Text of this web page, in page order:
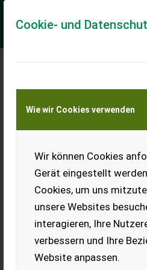
Cookie- und
Wie wir Cookies verwenden
Wir können Cookies
Gerät eingestellt
Cookies, um uns
unsere Websites
interagieren, Ihre
verbessern und Ihre
Website anpassen.
Meine
Transport von Land-
KEINE